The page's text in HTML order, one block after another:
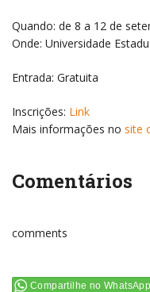
Quando: de 8 a 12 de
Onde: Universidade
Entrada: Gratuita
Inscrições: Link
Mais informações no site
Comentários
comments
Compartilhe no WhatsApp